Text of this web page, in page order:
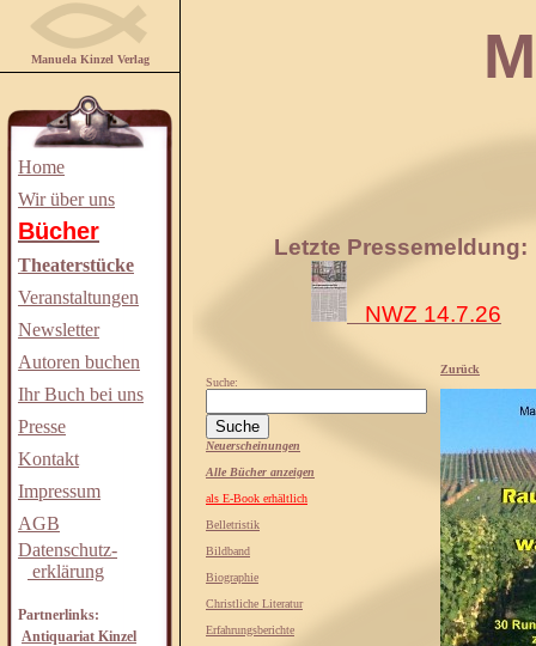
Manuela Kinzel Verlag
Home
Wir über uns
Bücher
Theaterstücke
Veranstaltungen
Newsletter
Autoren buchen
Ihr Buch bei uns
Presse
Kontakt
Impressum
AGB
Datenschutz-
erklärung
Partnerlinks:
Antiquariat Kinzel
Letzte Pressemeldung:
NWZ 14.7.26
Suche:
Neuerscheinungen
Alle Bücher anzeigen
als E-Book erhältlich
Belletristik
Bildband
Biographie
Christliche Literatur
Erfahrungsberichte
Zurück